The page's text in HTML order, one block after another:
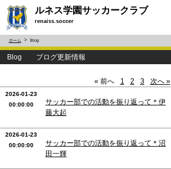
ルネス学園サッカークラブ
renaiss.soccer
ホーム Blog
Blog ブログ更新情報
« 前へ 1 2 3 次へ »
2026-01-23
00:00:00
サッカー部での活動を振り返って＊伊
藤大起
2026-01-23
00:00:00
サッカー部での活動を振り返って＊沼
田一輝